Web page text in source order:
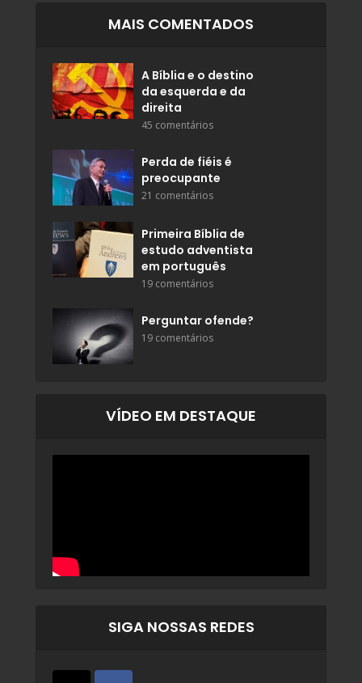
MAIS COMENTADOS
A Bíblia e o destino
da esquerda e da
direita
45 comentários
Perda de fiéis é
preocupante
21 comentários
Primeira Bíblia de
estudo adventista
em português
19 comentários
Perguntar ofende?
19 comentários
VÍDEO EM DESTAQUE
SIGA NOSSAS REDES